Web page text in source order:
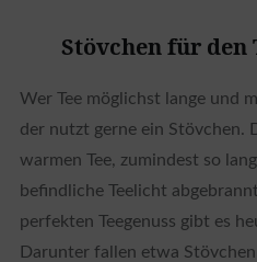
Stövchen für den
Wer Tee möglichst lange und
der nutzt gerne ein Stövchen.
warmen Tee, zumindest so
befindliche Teelicht
perfekten Teegenuss gibt es
Darunter fallen etwa